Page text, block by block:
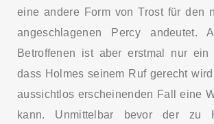
eine andere Form von Trost für den
angeschlagenen Percy andeutet.
Betroffenen ist aber erstmal nur ein
dass Holmes seinem Ruf gerecht
aussichtlos erscheinenden Fall eine
kann. Unmittelbar bevor der zu